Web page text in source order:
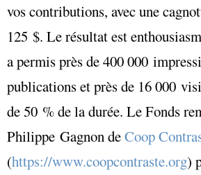
vos contributions, avec une
125 $. Le résultat est
a permis près de 400 000
publications et près de 16 000
de 50 % de la durée. Le Fonds
Philippe Gagnon deCoop
(https://www.coopcontraste.org)